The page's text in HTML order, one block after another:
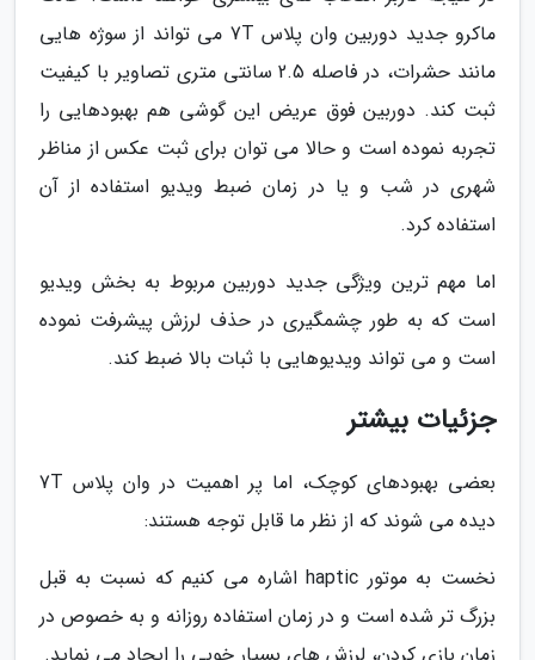
ماکرو جدید دوربین وان پلاس 7T می تواند از سوژه هایی
مانند حشرات، در فاصله 2.5 سانتی متری تصاویر با کیفیت
ثبت کند. دوربین فوق عریض این گوشی هم بهبودهایی را
تجربه نموده است و حالا می توان برای ثبت عکس از مناظر
شهری در شب و یا در زمان ضبط ویدیو استفاده از آن
استفاده کرد.
اما مهم ترین ویژگی جدید دوربین مربوط به بخش ویدیو
است که به طور چشمگیری در حذف لرزش پیشرفت نموده
است و می تواند ویدیوهایی با ثبات بالا ضبط کند.
جزئیات بیشتر
بعضی بهبودهای کوچک، اما پر اهمیت در وان پلاس 7T
دیده می شوند که از نظر ما قابل توجه هستند:
نخست به موتور haptic اشاره می کنیم که نسبت به قبل
بزرگ تر شده است و در زمان استفاده روزانه و به خصوص در